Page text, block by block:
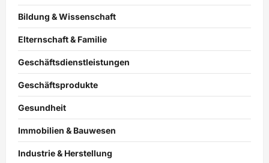
Bildung & Wissenschaft
Elternschaft & Familie
Geschäftsdienstleistungen
Geschäftsprodukte
Gesundheit
Immobilien & Bauwesen
Industrie & Herstellung